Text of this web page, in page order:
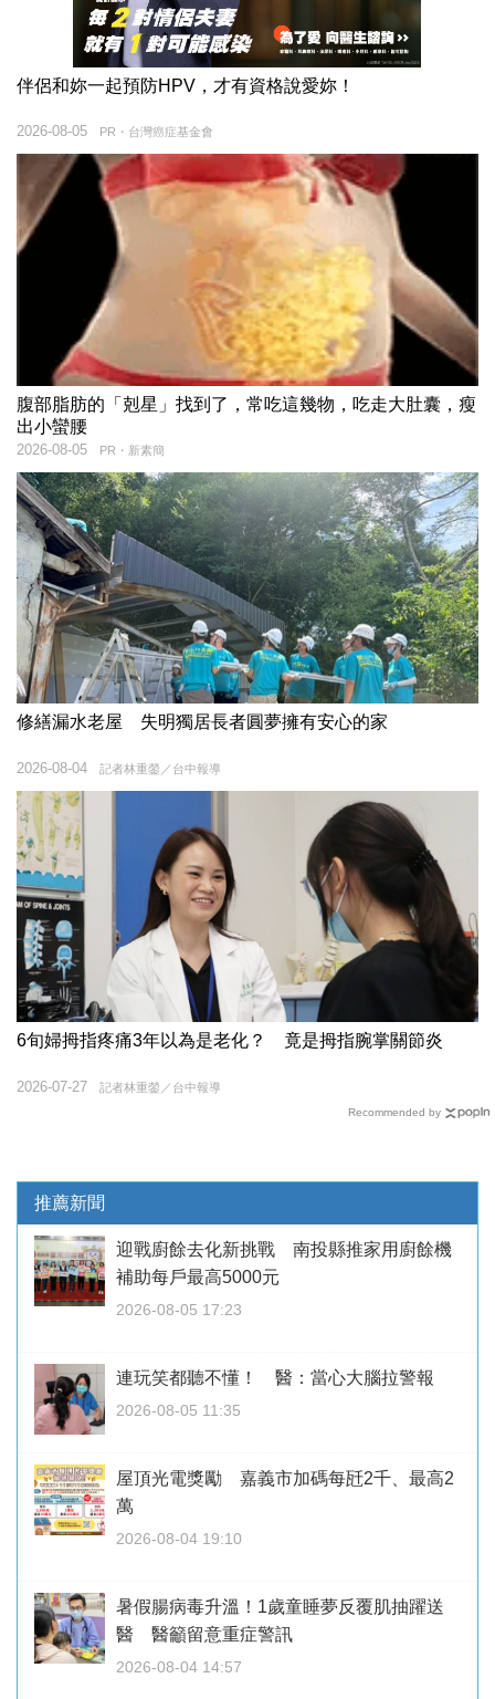
伴侶和妳一起預防HPV，才有資格說愛妳！
PR・台灣癌症基金會
2026-08-05
腹部脂肪的「剋星」找到了，常吃這幾物，吃走大肚囊，瘦
出小蠻腰
PR・新素簡
2026-08-05
修繕漏水老屋 失明獨居長者圓夢擁有安心的家
記者林重鎣／台中報導
2026-08-04
6旬婦拇指疼痛3年以為是老化？ 竟是拇指腕掌關節炎
記者林重鎣／台中報導
2026-07-27
Recommended by
推薦新聞
迎戰廚餘去化新挑戰 南投縣推家用廚餘機
補助每戶最高5000元
2026-08-05 17:23
連玩笑都聽不懂！ 醫：當心大腦拉警報
2026-08-05 11:35
屋頂光電獎勵 嘉義市加碼每瓩2千、最高2
萬
2026-08-04 19:10
暑假腸病毒升溫！1歲童睡夢反覆肌抽躍送
醫 醫籲留意重症警訊
2026-08-04 14:57